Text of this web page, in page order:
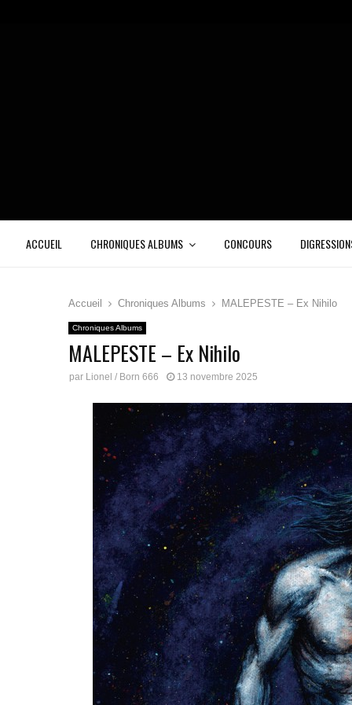
ACCUEIL CHRONIQUES ALBUMS CONCOURS
Accueil Chroniques Albums MALEPESTE – Ex Nihilo
Chroniques Albums
MALEPESTE – Ex Nihilo
par Lionel / Born 666 13 novembre 2025